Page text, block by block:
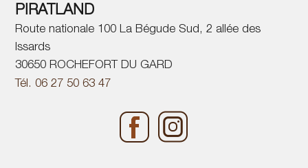
PIRATLAND
Route nationale 100 La Bégude Sud, 2 allée des
Issards
30650 ROCHEFORT DU GARD
Tél. 06 27 50 63 47